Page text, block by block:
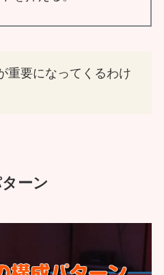
重要になってくるわけ
ーン